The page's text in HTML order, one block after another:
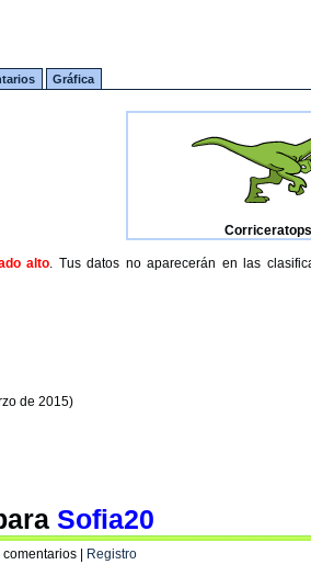
Gráfica
Corriceratops
alto. Tus datos no aparecerán en las
de 2015)
Sofia20
| Registro